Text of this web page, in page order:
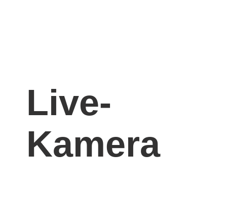
Live-
Kamera